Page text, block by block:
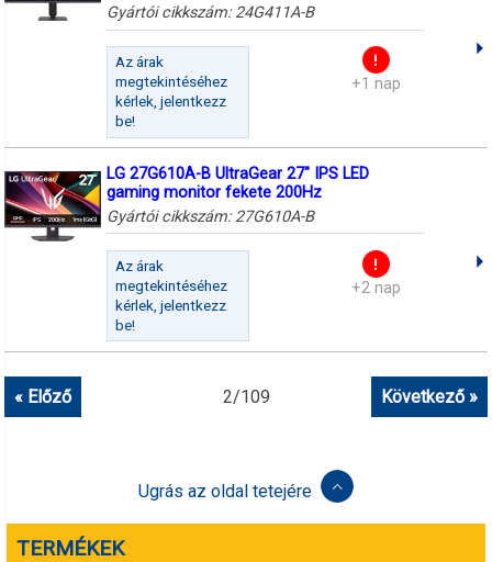
Gyártói cikkszám: 24G411A-B
Az árak
megtekintéséhez
kérlek, jelentkezz
be!
+1 nap
LG 27G610A-B UltraGear 27" IPS LED
gaming monitor fekete 200Hz
Gyártói cikkszám: 27G610A-B
Az árak
megtekintéséhez
kérlek, jelentkezz
be!
+2 nap
2/109
« Előző Következő »
Ugrás az oldal tetejére
TERMÉKEK